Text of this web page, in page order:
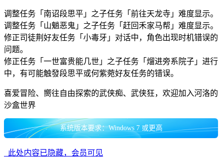
调整任务「南诏段思平」之子任务「前往天龙寺」难度显示。
调整任务「山魈恶鬼」之子任务「赶回禾家马帮」难度显示。
修正司徒荆好友任务「小毒牙」对话中，角色出现时机错误的
问题。
修正任务「一世富贵能几世」之子任务「熘进旁系院子」进行
中，有可能触發段思平或何紫菀好友任务的错误。
喜爱冒险、嚮往自由探索的武侠痴、武侠狂，欢迎加入河洛的
沙盒世界
系统版本要求：Windows 7 或更高
此处内容已隐藏，会员可见